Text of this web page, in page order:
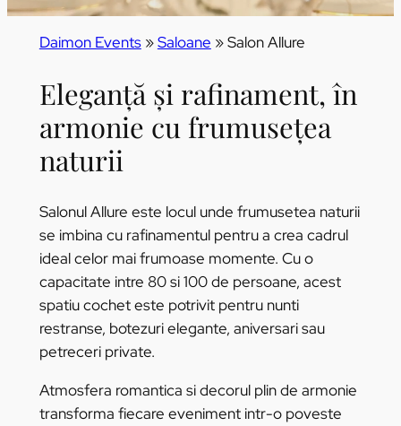
Daimon Events»Saloane »Salon Allure
Eleganță și rafinament, în
armonie cu frumusețea
naturii
Salonul Allure este locul unde frumusetea naturii
se imbina cu rafinamentul pentru a crea cadrul
ideal celor mai frumoase momente. Cu o
capacitate intre 80 si 100 de persoane, acest
spatiu cochet este potrivit pentru nunti
restranse, botezuri elegante, aniversari sau
petreceri private.
Atmosfera romantica si decorul plin de armonie
transforma fiecare eveniment intr-o poveste